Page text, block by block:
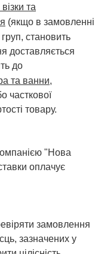
візки та
(якщо в замовленні
становить
доставляється
до
та ванни,
часткової
товару.
"Нова
оплачує
замовлення
зазначених у